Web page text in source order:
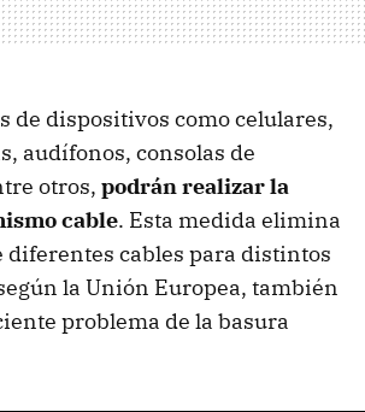
de dispositivos como celulares,
audífonos, consolas de
otros, podrán realizar la
cable. Esta medida elimina
diferentes cables para distintos
la Unión Europea, también
problema de la basura